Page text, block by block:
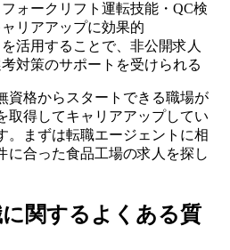
ォークリフト運転技能・QC検
リアアップに効果的
活用することで、非公開求人
対策のサポートを受けられる
資格からスタートできる職場が
取得してキャリアアップしてい
。まずは転職エージェントに相
に合った食品工場の求人を探し
関するよくある質